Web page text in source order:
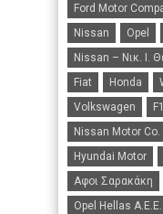
Ford Motor
Nissan
Opel
Nissan – Νικ. Ι.
Fiat
Honda
Volkswagen
F1
Nissan Motor Co.
Hyundai Motor
Αφοι Σαρακάκη
Opel Hellas A.E.E.